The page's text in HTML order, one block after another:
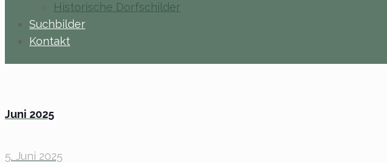
Historische Dorfschilder
Suchbilder
Kontakt
Juni 2025
5. Juni 2025